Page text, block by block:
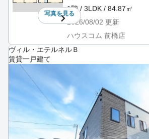
写真を見る
1階 / 3LDK / 84.87㎡
2026/08/02 更新
ハウスコム 前橋店
ヴィル・エテルネルＢ
賃貸一戸建て